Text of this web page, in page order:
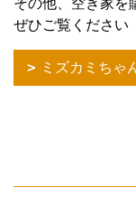
ぜひご覧ください
ミズカミちゃ